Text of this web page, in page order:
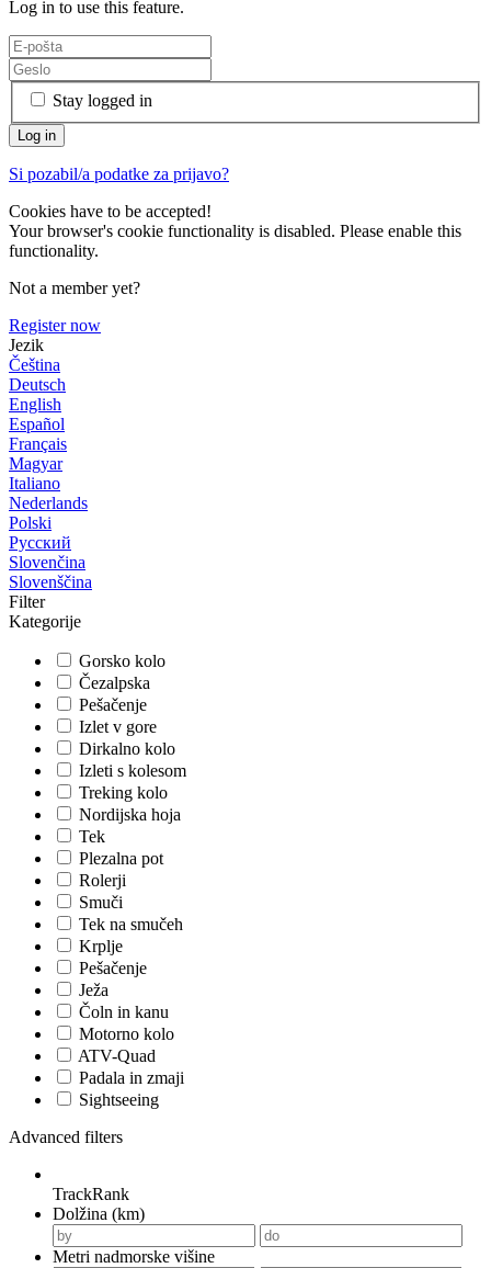
Log in to use this feature.
Stay logged in
Si pozabil/a podatke za prijavo?
Cookies have to be accepted!
Your browser's cookie functionality is disabled. Please enable this
functionality.
Not a member yet?
Register now
Jezik
Čeština
Deutsch
English
Español
Français
Magyar
Italiano
Nederlands
Polski
Русский
Slovenčina
Slovenščina
Filter
Kategorije
Gorsko kolo
Čezalpska
Pešačenje
Izlet v gore
Dirkalno kolo
Izleti s kolesom
Treking kolo
Nordijska hoja
Tek
Plezalna pot
Rolerji
Smuči
Tek na smučeh
Krplje
Pešačenje
Ježa
Čoln in kanu
Motorno kolo
ATV-Quad
Padala in zmaji
Sightseeing
Advanced filters
TrackRank
Dolžina (km)
Metri nadmorske višine